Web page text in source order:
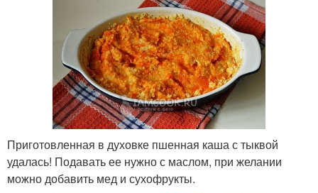
Приготовленная в духовке пшенная каша с тыквой
удалась! Подавать ее нужно с маслом, при желании
можно добавить мед и сухофрукты.